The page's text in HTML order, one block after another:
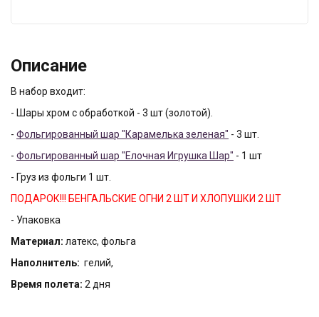
Описание
В набор входит:
- Шары хром с обработкой - 3 шт (золотой).
- Фольгированный шар "Карамелька зеленая" - 3 шт.
- Фольгированный шар "Елочная Игрушка Шар" - 1 шт
- Груз из фольги 1 шт.
ПОДАРОК!!! БЕНГАЛЬСКИЕ ОГНИ 2 ШТ И ХЛОПУШКИ 2 ШТ
- Упаковка
Материал: латекс, фольга
Наполнитель: гелий,
Время полета: 2 дня